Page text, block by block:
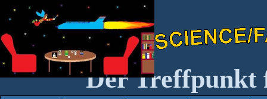
Der Treffpunkt